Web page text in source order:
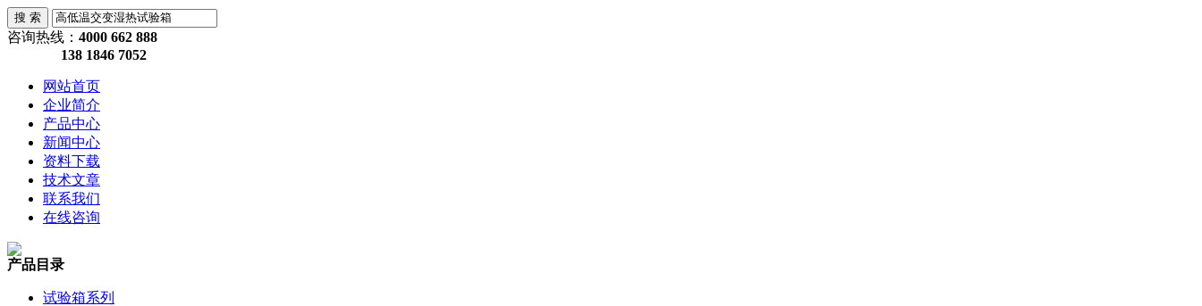
咨询热线： 4000 662 888
138 1846 7052
网站首页
企业简介
产品中心
新闻中心
资料下载
技术文章
联系我们
在线咨询
产品目录
试验箱系列